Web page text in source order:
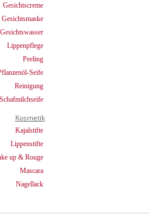
Gesichtscreme
Gesichtsmaske
Gesichtswasser
Lippenpflege
Peeling
Seife
Reinigung
Schafmilchseife
Kosmetik
Kajalstifte
Lippenstifte
up & Rouge
Mascara
Nagellack